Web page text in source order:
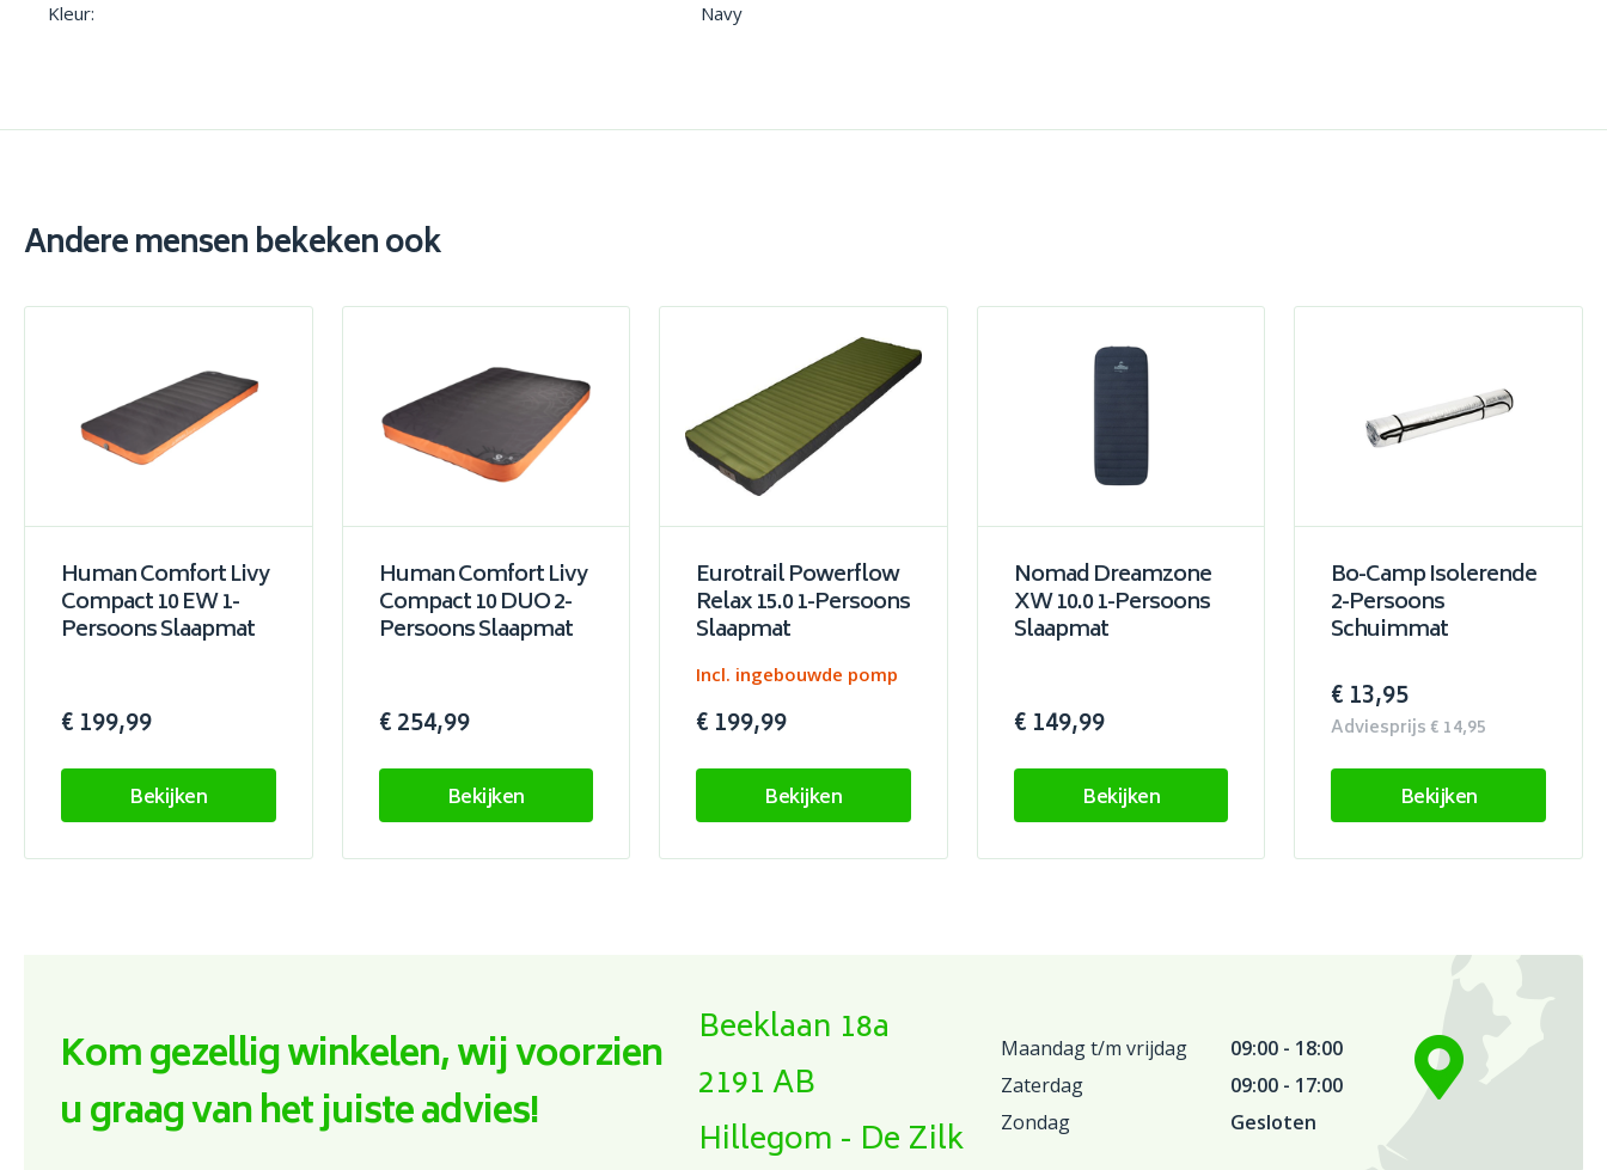
Kleur:
Navy
Andere mensen bekeken ook
Human Comfort Livy
Compact 10 EW 1-
Persoons Slaapmat
€ 199,99
Bekijken
Human Comfort Livy
Compact 10 DUO 2-
Persoons Slaapmat
€ 254,99
Bekijken
Eurotrail Powerflow
Relax 15.0 1-Persoons
Slaapmat
Incl. ingebouwde pomp
€ 199,99
Bekijken
Nomad Dreamzone
XW 10.0 1-Persoons
Slaapmat
€ 149,99
Bekijken
Bo-Camp Isolerende
2-Persoons
Schuimmat
€ 13,95
Adviesprijs € 14,95
Bekijken
Kom gezellig winkelen, wij voorzien
u graag van het juiste advies!
Beeklaan 18a
2191 AB
Hillegom - De Zilk
Maandag t/m vrijdag
09:00 - 18:00
Zaterdag
09:00 - 17:00
Zondag
Gesloten